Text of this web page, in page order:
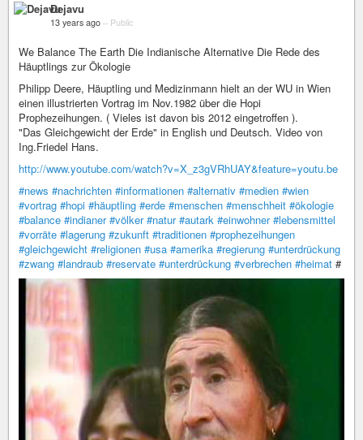
Dejavu
13 years ago – Public
We Balance The Earth Die Indianische Alternative Die Rede des
Häuptlings zur Ökologie
Philipp Deere, Häuptling und Medizinmann hielt an der WU in Wien
einen illustrierten Vortrag im Nov.1982 über die Hopi
Prophezeihungen. ( Vieles ist davon bis 2012 eingetroffen ).
"Das Gleichgewicht der Erde" in English und Deutsch. Video von
Ing.Friedel Hans.
http://www.youtube.com/watch?v=X_z3gVRhUAY&feature=youtu.be
#news #nachrichten #informationen #alternativ #medien #wien
#vortrag #hopi #häuptling #erde #menschen #menschheit #ökologie
#balance #indianer #völker #natur #autark #einwohner #lebensmittel
#vorräte #lagerung #zukunft #traditionen #prophezeihungen
#gleichgewicht #religionen #usa #amerika #regierung #unterdrückung
#zwang #landraub #reservate #unterdrückung #verbrechen #heimat #